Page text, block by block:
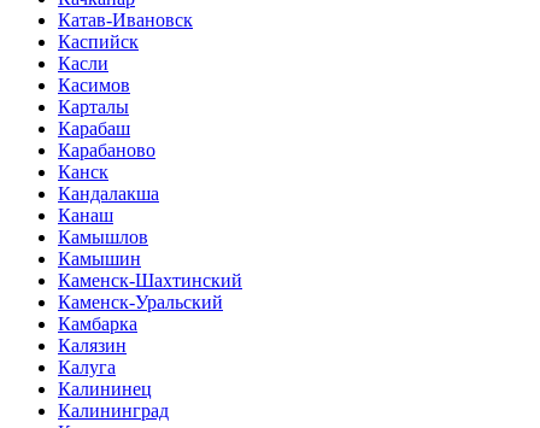
Катав-Ивановск
Каспийск
Касли
Касимов
Карталы
Карабаш
Карабаново
Канск
Кандалакша
Канаш
Камышлов
Камышин
Каменск-Шахтинский
Каменск-Уральский
Камбарка
Калязин
Калуга
Калининец
Калининград